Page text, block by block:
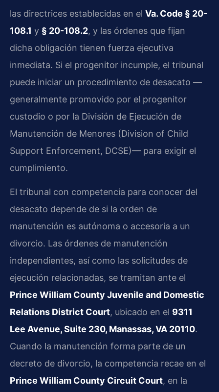
las directrices establecidas en el Va. Code § 20-
108.1 y § 20-108.2, y las órdenes que fijan
dicha obligación tienen fuerza ejecutiva
inmediata. Si el progenitor incumple, el tribunal
puede iniciar un procedimiento de desacato —
generalmente promovido por el progenitor
custodio o por la División de Ejecución de
Manutención de Menores (Division of Child
Support Enforcement, DCSE)— para exigir el
cumplimiento.
El tribunal con competencia para conocer del
desacato depende de si la orden de
manutención es autónoma o accesoria a un
divorcio. Las órdenes de manutención
independientes, así como las solicitudes de
ejecución relacionadas, se tramitan ante el
Prince William County Juvenile and Domestic
Relations District Court, ubicado en el 9311
Lee Avenue, Suite 230, Manassas, VA 20110.
Cuando la manutención forma parte de un
decreto de divorcio, la competencia recae en el
Prince William County Circuit Court, en la